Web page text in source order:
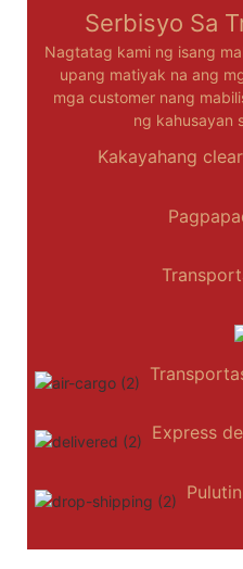
Serbisyo Sa
Nagtatag kami ng isang
upang matiyak na ang
mga customer nang
ng kahusayan
Kakayahang
Express
Pulutin